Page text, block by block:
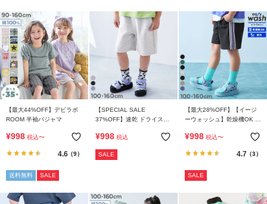
ガ
イ
ド・
ヘ
ル
プ
デ
ビ
ロ
ク
に
つ
い
【最大44%OFF】デビラボ
ROOM 半袖パジャマ
¥998 税込〜
4.6（9）
送料無料 SALE
【SPECIAL SALE
37%OFF】速乾 ドライスウ
¥998 税込
SALE
【最大28%OFF】【イージ
ーウォッシュ】乾燥機OK 防
パンツ(セットアップ可能)
¥998 税込〜
4.7（3）
SALE